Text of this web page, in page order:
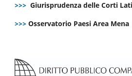
>>> Giurisprudenza delle Corti
>>> Osservatorio Paesi Area Mena